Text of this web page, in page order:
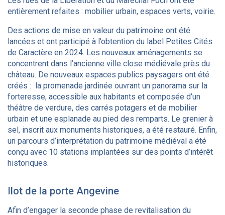
entièrement refaites : mobilier urbain, espaces verts, voirie.
Des actions de mise en valeur du patrimoine ont été
lancées et ont participé à l’obtention du label Petites Cités
de Caractère en 2024. Les nouveaux aménagements se
concentrent dans l’ancienne ville close médiévale près du
château. De nouveaux espaces publics paysagers ont été
créés : la promenade jardinée ouvrant un panorama sur la
forteresse, accessible aux habitants et composée d’un
théâtre de verdure, des carrés potagers et de mobilier
urbain et une esplanade au pied des remparts. Le grenier à
sel, inscrit aux monuments historiques, a été restauré. Enfin,
un parcours d’interprétation du patrimoine médiéval a été
conçu avec 10 stations implantées sur des points d’intérêt
historiques.
Ilot de la porte Angevine
Afin d’engager la seconde phase de revitalisation du